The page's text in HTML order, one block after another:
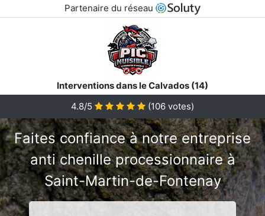
Partenaire du réseau
Interventions dans le Calvados (14)
4.8/5
(106 votes)
Faites confiance à notre entreprise
anti chenille processionnaire à
Saint-Martin-de-Fontenay